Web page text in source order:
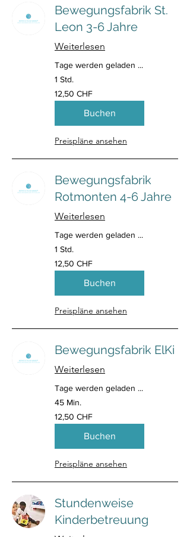
Bewegungsfabrik St.
Leon 3-6 Jahre
Weiterlesen
Tage werden geladen ...
1 Std.
12,50
Schweizer
Franken
12,50 CHF
Buchen
Preispläne ansehen
Bewegungsfabrik
Rotmonten 4-6 Jahre
Weiterlesen
Tage werden geladen ...
1 Std.
12,50
Schweizer
Franken
12,50 CHF
Buchen
Preispläne ansehen
Bewegungsfabrik ElKi
Weiterlesen
Tage werden geladen ...
45 Min.
12,50
Schweizer
Franken
12,50 CHF
Buchen
Preispläne ansehen
Stundenweise
Kinderbetreuung